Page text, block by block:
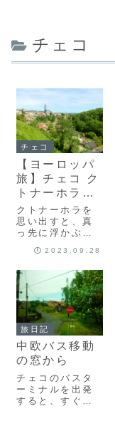
チェコ
チェコ
【ヨーロッパ
旅】チェコ ク
トナーホラの
街まとめ
クトナーホラを
思い出すと、真
っ先に浮かぶの
もの飛行機雲が
空。とても静か
な街と言う感想
だけど、世界遺
産にも登録され
ている美しい街
です。束の間の
日帰り旅だった
けど、行き当た
りばったりで行
ってしまった上
（いつも通りで
はあったけ
2023.09.28
旅日記
中欧バス移動
の窓から
チェコのバスタ
ーミナルを出発
すると、すぐに